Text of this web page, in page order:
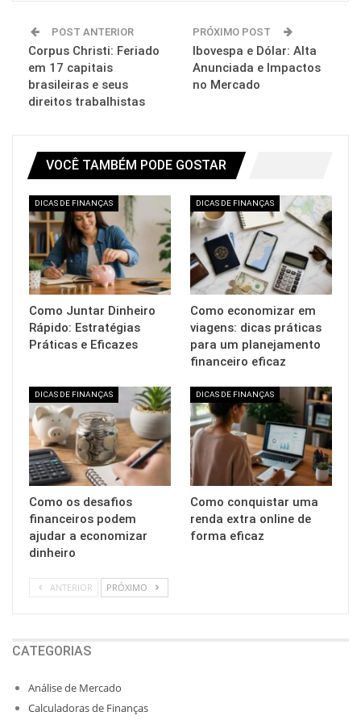
POST ANTERIOR
Corpus Christi: Feriado
em 17 capitais
brasileiras e seus
direitos trabalhistas
PRÓXIMO POST
Ibovespa e Dólar: Alta
Anunciada e Impactos
no Mercado
VOCÊ TAMBÉM PODE GOSTAR
DICAS DE FINANÇAS
Como Juntar Dinheiro
Rápido: Estratégias
Práticas e Eficazes
DICAS DE FINANÇAS
Como economizar em
viagens: dicas práticas
para um planejamento
financeiro eficaz
DICAS DE FINANÇAS
Como os desafios
financeiros podem
ajudar a economizar
dinheiro
DICAS DE FINANÇAS
Como conquistar uma
renda extra online de
forma eficaz
ANTERIOR PRÓXIMO
CATEGORIAS
Análise de Mercado
Calculadoras de Finanças